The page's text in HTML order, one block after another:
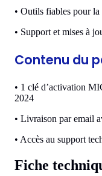
• Outils fiables pour
• Support et mises à
Contenu du
• 1 clé d’activation
2024
• Livraison par email
• Accès au support
Fiche